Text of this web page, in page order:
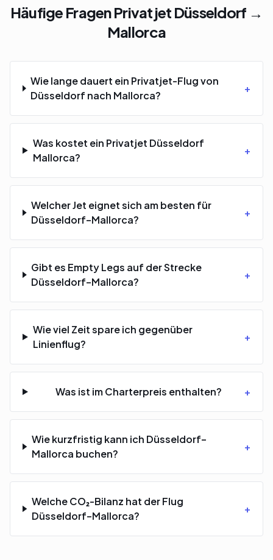
Häufige Fragen Privatjet Düsseldorf →
Mallorca
Wie lange dauert ein Privatjet-Flug von
Düsseldorf nach Mallorca?
+
Was kostet ein Privatjet Düsseldorf
Mallorca?
+
Welcher Jet eignet sich am besten für
Düsseldorf–Mallorca?
+
Gibt es Empty Legs auf der Strecke
Düsseldorf–Mallorca?
+
Wie viel Zeit spare ich gegenüber
Linienflug?
+
Was ist im Charterpreis enthalten? +
Wie kurzfristig kann ich Düsseldorf–
Mallorca buchen?
+
Welche CO₂-Bilanz hat der Flug
Düsseldorf–Mallorca?
+